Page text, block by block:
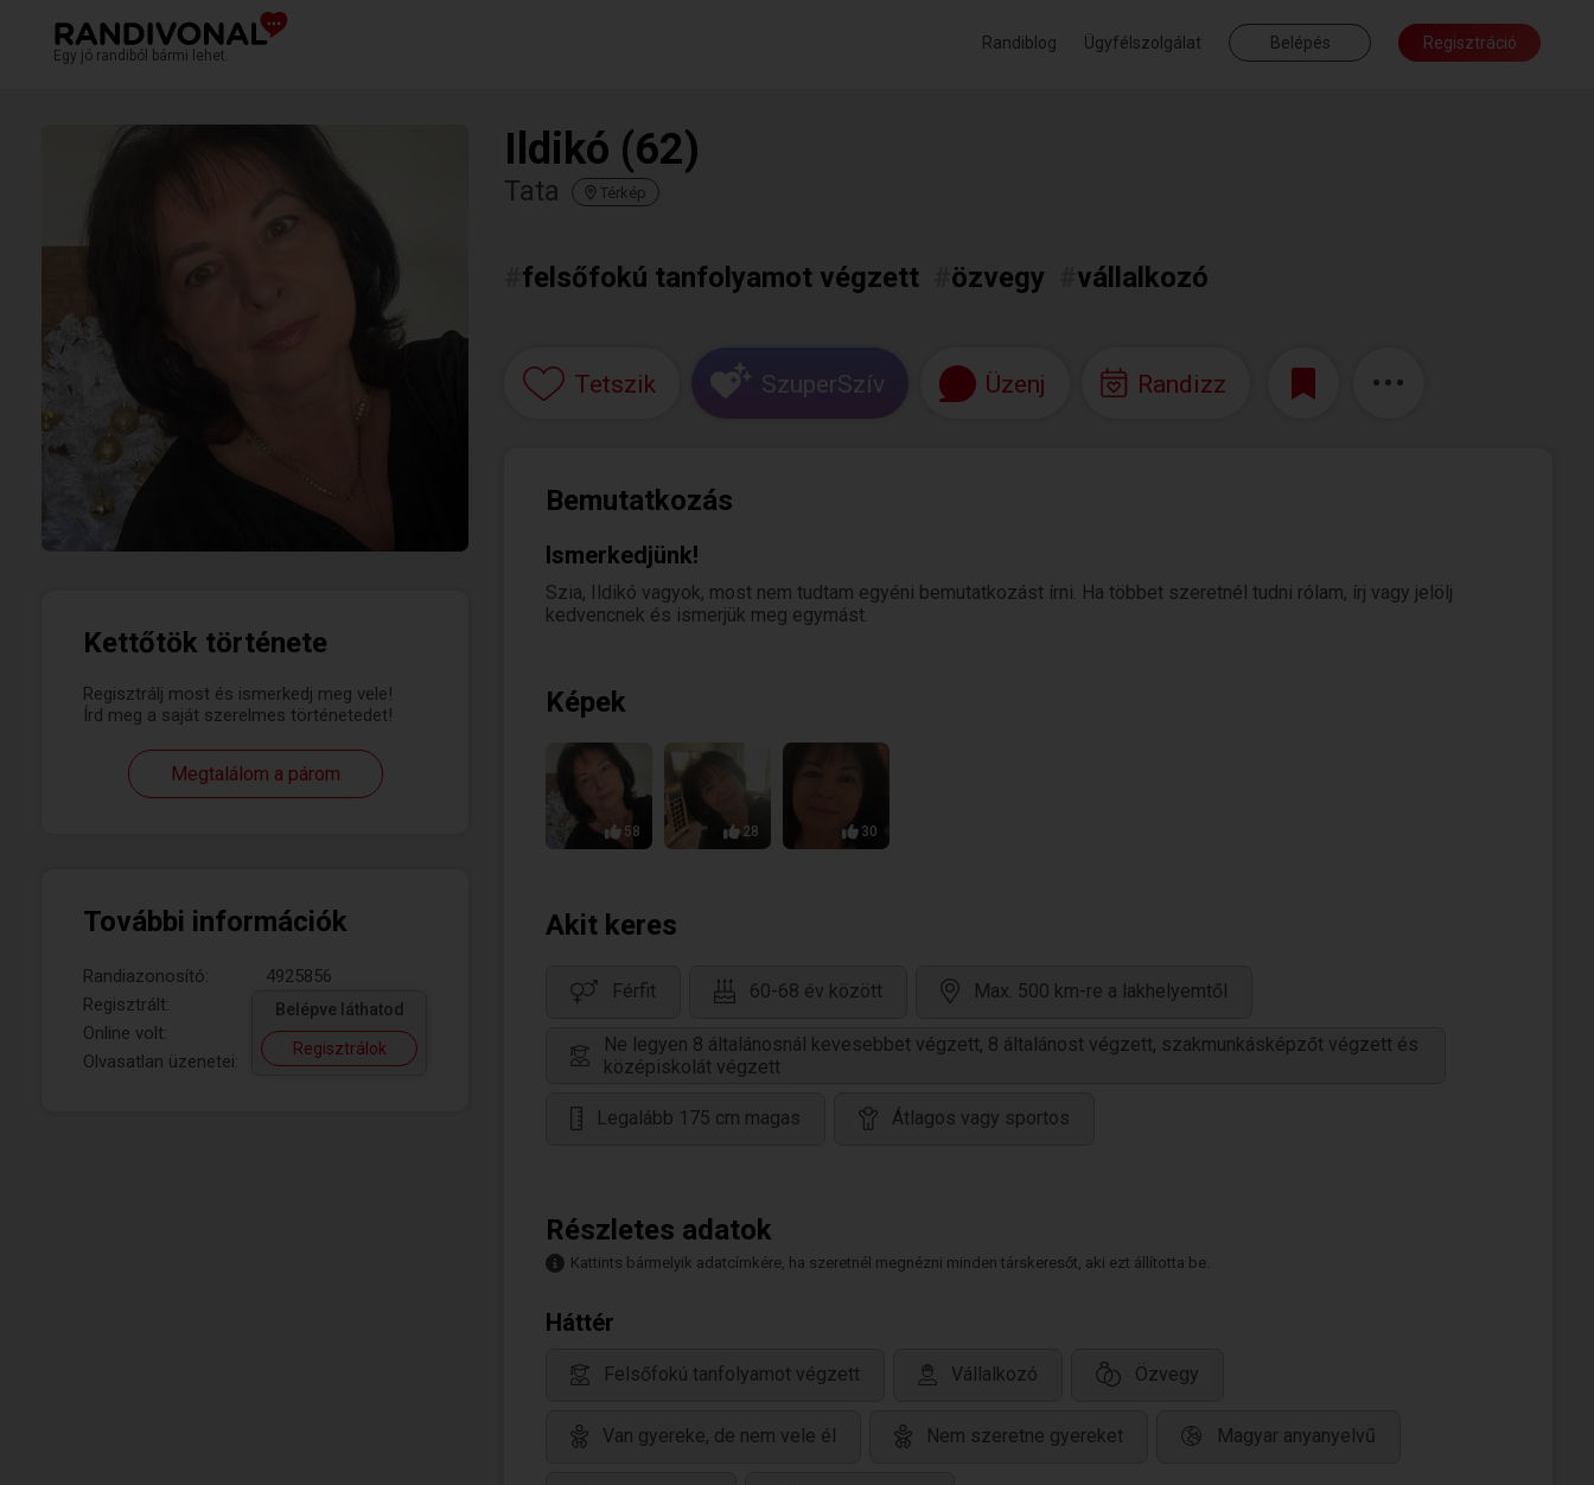
Egy jó randiból bármi lehet.
Randiblog Ügyfélszolgálat Belépés Regisztráció
Kettőtök története
Regisztrálj most és ismerkedj meg vele!
Írd meg a saját szerelmes történetedet!
Megtalálom a párom
További információk
Randiazonosító:
4925856
Regisztrált:
Online volt:
Olvasatlan üzenetei:
Belépve láthatod
Regisztrálok
Ildikó (62)
Tata Térkép
felsőfokú tanfolyamot végzett özvegy vállalkozó
Tetszik SzuperSzív Üzenj Randizz
Bemutatkozás
Ismerkedjünk!
Szia, Ildikó vagyok, most nem tudtam egyéni bemutatkozást írni. Ha többet szeretnél tudni rólam, írj vagy jelölj
kedvencnek és ismerjük meg egymást.
Képek
58 28 30
Akit keres
Férfit 60-68 év között Max. 500 km-re a lakhelyemtől
Ne legyen 8 általánosnál kevesebbet végzett, 8 általánost végzett, szakmunkásképzőt végzett és
középiskolát végzett
Legalább 175 cm magas Átlagos vagy sportos
Részletes adatok
Kattints bármelyik adatcímkére, ha szeretnél megnézni minden társkeresőt, aki ezt állította be.
Háttér
Felsőfokú tanfolyamot végzett Vállalkozó Özvegy
Van gyereke, de nem vele él Nem szeretne gyereket Magyar anyanyelvű